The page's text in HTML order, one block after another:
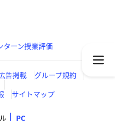
ターン授業評価
告掲載
グループ規約
サイトマップ
PC